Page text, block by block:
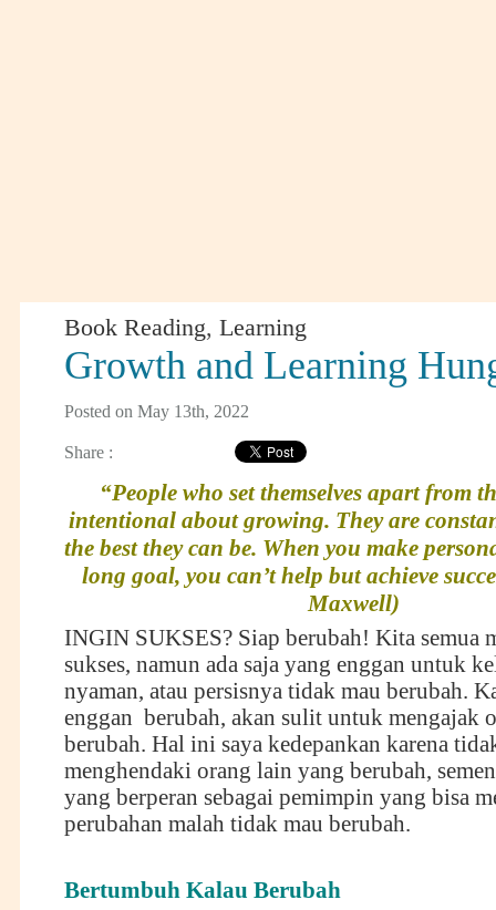
Book Reading, Learning
Growth and Learning
Posted on May 13th, 2022
Share :
“People who set themselves apart from
intentional about growing. They are
the best they can be. When you make
long goal, you can’t help but achieve
Maxwell)
INGIN SUKSES? Siap berubah! Kita semua
sukses, namun ada saja yang enggan untuk
nyaman, atau persisnya tidak mau berubah.
enggan berubah, akan sulit untuk mengajak
berubah. Hal ini saya kedepankan karena
menghendaki orang lain yang berubah,
yang berperan sebagai pemimpin yang bisa
perubahan malah tidak mau berubah.
Bertumbuh Kalau Berubah